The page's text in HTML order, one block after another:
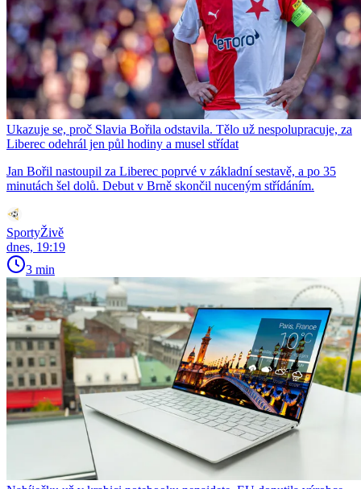
Ukazuje se, proč Slavia Bořila odstavila. Tělo už nespolupracuje, za
Liberec odehrál jen půl hodiny a musel střídat
Jan Bořil nastoupil za Liberec poprvé v základní sestavě, a po 35
minutách šel dolů. Debut v Brně skončil nuceným střídáním.
SportyŽivě
dnes, 19:19
3 min